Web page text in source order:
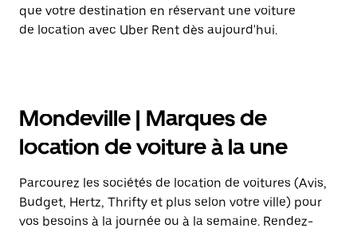
que votre destination en réservant une voiture
de location avec Uber Rent dès aujourd'hui.
Mondeville | Marques de
location de voiture à la une
Parcourez les sociétés de location de voitures (Avis,
Budget, Hertz, Thrifty et plus selon votre ville) pour
vos besoins à la journée ou à la semaine. Rendez-